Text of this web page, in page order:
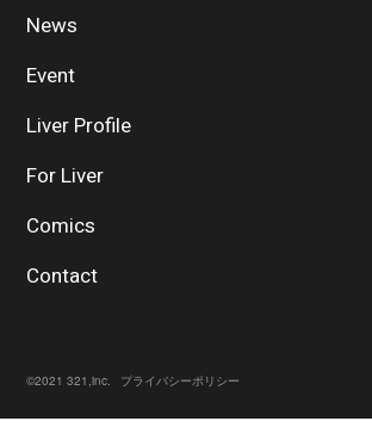
News
Event
Liver Profile
For Liver
Comics
Contact
©2021 321,inc. プライバシーポリシー